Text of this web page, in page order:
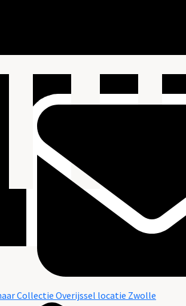
Collectie Overijssel locatie Zwolle